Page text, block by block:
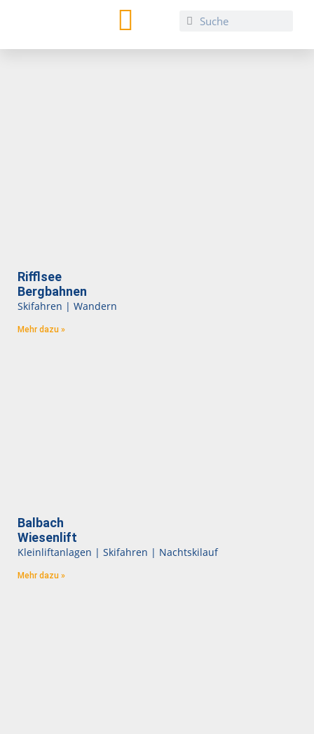
Rifflsee
Bergbahnen
Skifahren | Wandern
Mehr dazu »
Balbach
Wiesenlift
Kleinliftanlagen | Skifahren | Nachtskilauf
Mehr dazu »